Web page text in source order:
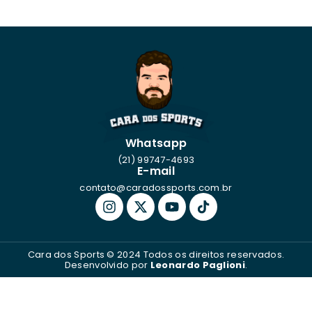
Whatsapp
(21) 99747-4693
E-mail
contato@caradossports.com.br
Cara dos Sports © 2024 Todos os direitos reservados.
Desenvolvido por Leonardo Paglioni.